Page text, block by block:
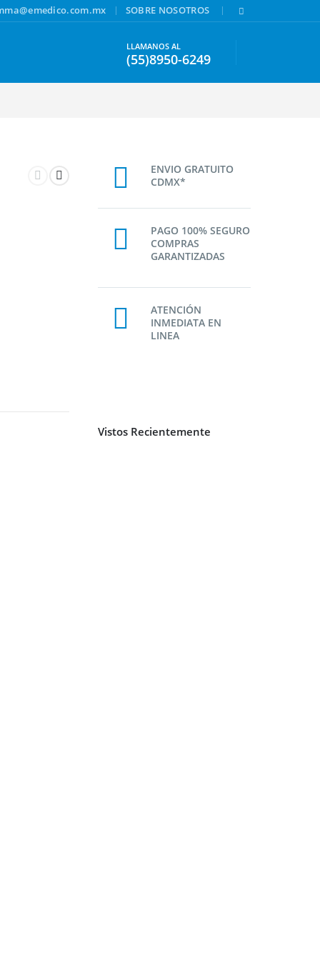
| SOBRE NOSOTROS |
LLAMANOS AL
(55)8950-6249
ENVIO GRATUITO
CDMX*
PAGO 100% SEGURO
COMPRAS
GARANTIZADAS
ATENCIÓN
INMEDIATA EN
LINEA
Vistos Recientemente